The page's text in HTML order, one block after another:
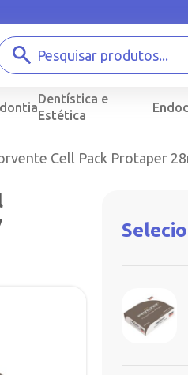
Dentística e
Estética
Cell Pack Protaper